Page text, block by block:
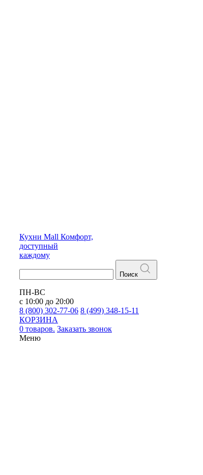
Кухни Mall Комфорт,
доступный
каждому
Поиск
ПН-ВС
с 10:00 до 20:00
8 (800) 302-77-06 8 (499) 348-15-11
КОРЗИНА
0 товаров. Заказать звонок
Меню